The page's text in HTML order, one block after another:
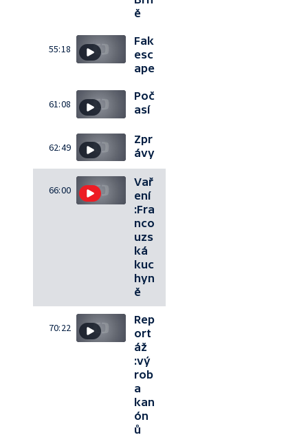
ě
55:18
Fak
esc
ape
61:08
Poč
así
62:49
Zpr
ávy
66:00
Vař
ení
:Fra
nco
uzs
ká
kuc
hyn
ě
70:22
Rep
ort
áž
:vý
rob
a
kan
ón
ů